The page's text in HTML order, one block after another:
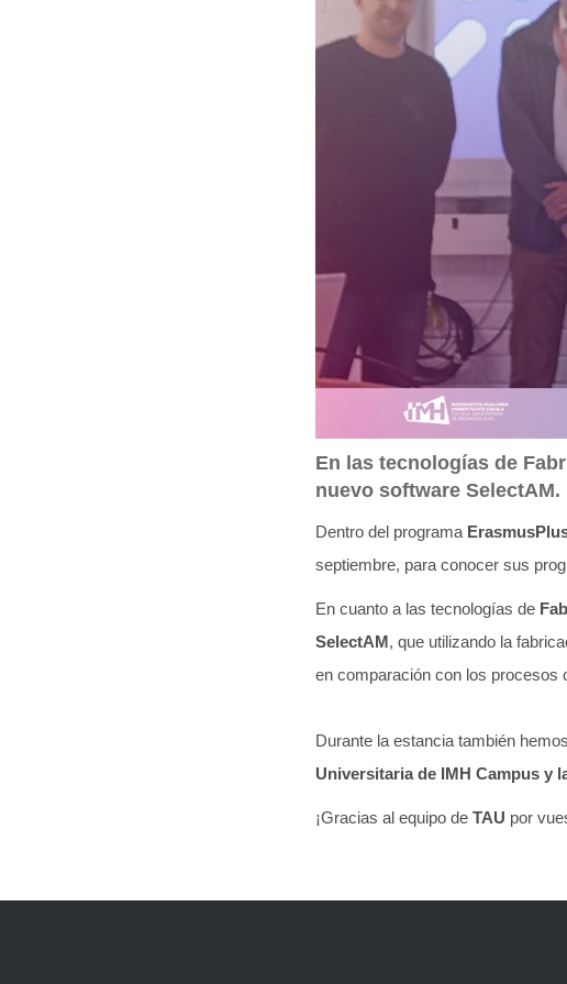
En las tecnologías de
nuevo software SelectAM.
Dentro del programa
septiembre, para conocer sus
En cuanto a las tecnologías de
SelectAM, que utilizando la
en comparación con los procesos
Durante la estancia también
Universitaria de IMH Campus y
¡Gracias al equipo de TAU por